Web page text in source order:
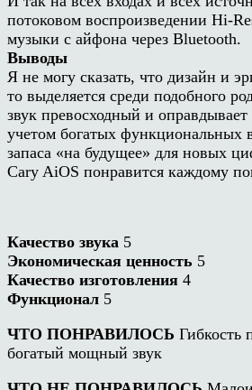
потоковом воспроизведении Hi-
музыки с айфона через Bluetooth.
Выводы
Я не могу сказать, что дизайн и
то выделяется среди подобного
звук превосходный и
учетом богатых функциональных
запаса «на будущее» для новых
Cary AiOS понравится каждому
Качество звука 5
Экономическая ценность 5
Качество изготовления 4
Функционал 5
ЧТО ПОНРАВИЛОСЬ Гибкость
богатый мощный звук